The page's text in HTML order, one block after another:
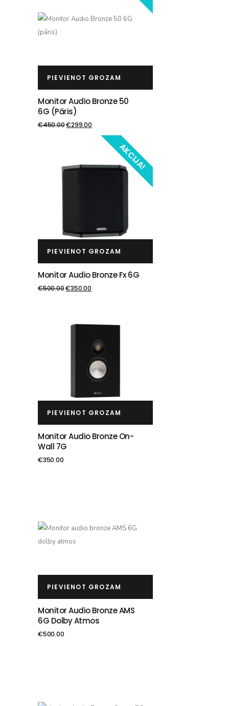
PIEVIENOT GROZAM
Monitor Audio Bronze 50
6G (pāris)
€450.00€299.00
AKCIJA!
PIEVIENOT GROZAM
Monitor Audio Bronze Fx 6G
€500.00€350.00
PIEVIENOT GROZAM
Monitor Audio Bronze On-
Wall 7G
€350.00
PIEVIENOT GROZAM
Monitor Audio Bronze AMS
6G Dolby Atmos
€500.00